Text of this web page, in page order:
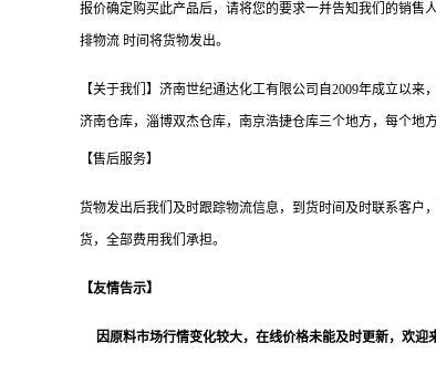
报价确定购买此产品后，请将您的要求一并告知我们的销售
排物流 时间将货物发出。
【关于我们】济南世纪通达化工有限公司自2009年成立以
济南仓库，淄博双杰仓库，南京浩捷仓库三个地方，每个地
【售后服务】
货物发出后我们及时跟踪物流信息，到货时间及时联系客户
货，全部费用我们承担。
【友情告示】
因原料市场行情变化较大，在线价格未能及时更新，欢迎